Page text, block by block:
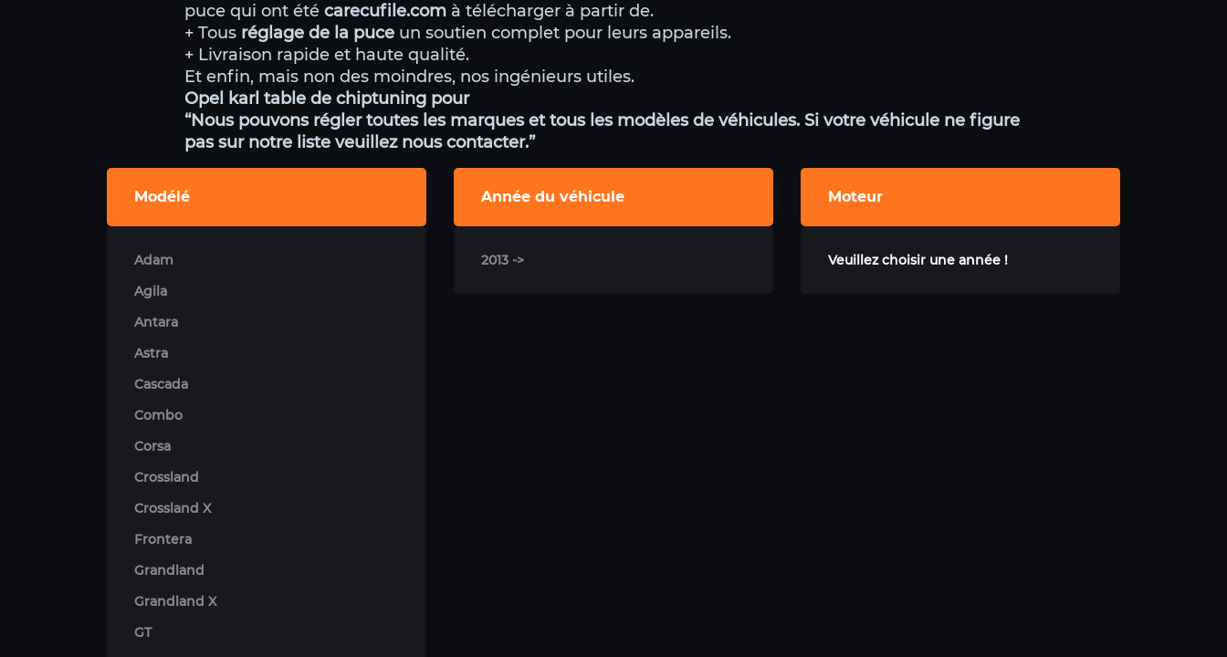
puce qui ont été carecufile.com à télécharger à partir de.
+ Tous réglage de la puce un soutien complet pour leurs appareils.
+ Livraison rapide et haute qualité.
Et enfin, mais non des moindres, nos ingénieurs utiles.
Opel karl table de chiptuning pour
“Nous pouvons régler toutes les marques et tous les modèles de véhicules. Si votre véhicule ne figure
pas sur notre liste veuillez nous contacter.”
Modélé
Adam
Agila
Antara
Astra
Cascada
Combo
Corsa
Crossland
Crossland X
Frontera
Grandland
Grandland X
GT
Année du véhicule
2013 ->
Moteur
Veuillez choisir une année !